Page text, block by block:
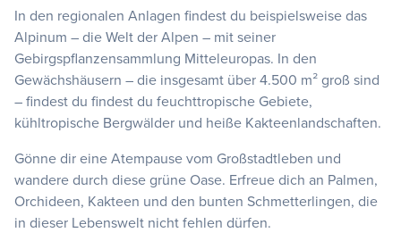
In den regionalen Anlagen findest du beispielsweise das
Alpinum – die Welt der Alpen – mit seiner
Gebirgspflanzensammlung Mitteleuropas. In den
Gewächshäusern – die insgesamt über 4.500 m² groß sind
– findest du findest du feuchttropische Gebiete,
kühltropische Bergwälder und heiße Kakteenlandschaften.
Gönne dir eine Atempause vom Großstadtleben und
wandere durch diese grüne Oase. Erfreue dich an Palmen,
Orchideen, Kakteen und den bunten Schmetterlingen, die
in dieser Lebenswelt nicht fehlen dürfen.